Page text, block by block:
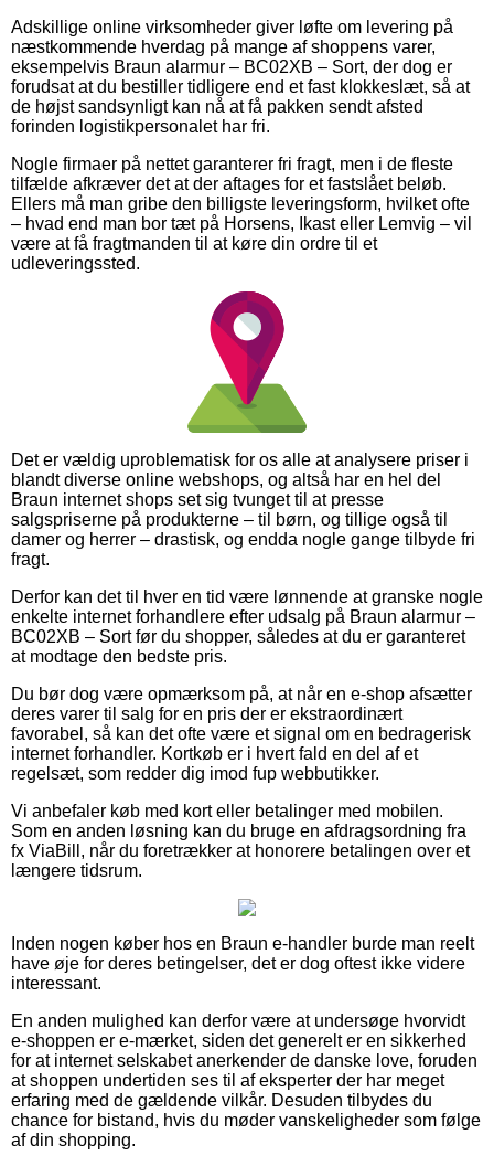
Adskillige online virksomheder giver løfte om levering på
næstkommende hverdag på mange af shoppens varer,
eksempelvis Braun alarmur – BC02XB – Sort, der dog er
forudsat at du bestiller tidligere end et fast klokkeslæt, så at
de højst sandsynligt kan nå at få pakken sendt afsted
forinden logistikpersonalet har fri.
Nogle firmaer på nettet garanterer fri fragt, men i de fleste
tilfælde afkræver det at der aftages for et fastslået beløb.
Ellers må man gribe den billigste leveringsform, hvilket ofte
– hvad end man bor tæt på Horsens, Ikast eller Lemvig – vil
være at få fragtmanden til at køre din ordre til et
udleveringssted.
Det er vældig uproblematisk for os alle at analysere priser i
blandt diverse online webshops, og altså har en hel del
Braun internet shops set sig tvunget til at presse
salgspriserne på produkterne – til børn, og tillige også til
damer og herrer – drastisk, og endda nogle gange tilbyde fri
fragt.
Derfor kan det til hver en tid være lønnende at granske nogle
enkelte internet forhandlere efter udsalg på Braun alarmur –
BC02XB – Sort før du shopper, således at du er garanteret
at modtage den bedste pris.
Du bør dog være opmærksom på, at når en e-shop afsætter
deres varer til salg for en pris der er ekstraordinært
favorabel, så kan det ofte være et signal om en bedragerisk
internet forhandler. Kortkøb er i hvert fald en del af et
regelsæt, som redder dig imod fup webbutikker.
Vi anbefaler køb med kort eller betalinger med mobilen.
Som en anden løsning kan du bruge en afdragsordning fra
fx ViaBill, når du foretrækker at honorere betalingen over et
længere tidsrum.
Inden nogen køber hos en Braun e-handler burde man reelt
have øje for deres betingelser, det er dog oftest ikke videre
interessant.
En anden mulighed kan derfor være at undersøge hvorvidt
e-shoppen er e-mærket, siden det generelt er en sikkerhed
for at internet selskabet anerkender de danske love, foruden
at shoppen undertiden ses til af eksperter der har meget
erfaring med de gældende vilkår. Desuden tilbydes du
chance for bistand, hvis du møder vanskeligheder som følge
af din shopping.